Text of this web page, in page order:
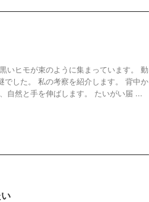
いヒモが束のように集まっています。 動
でした。 私の考察を紹介します。 背中か
自然と手を伸ばします。 たいがい届 ...